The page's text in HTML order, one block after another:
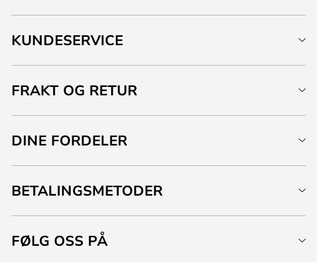
KUNDESERVICE
FRAKT OG RETUR
DINE FORDELER
BETALINGSMETODER
FØLG OSS PÅ